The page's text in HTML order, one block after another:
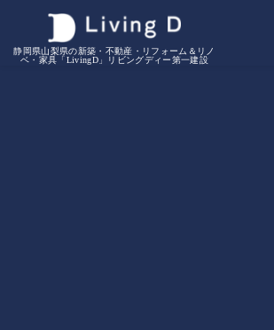
静岡県山梨県の新築・不動産・リフォーム＆リノ
ベ・家具「LivingD」リビングディー第一建設